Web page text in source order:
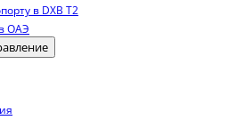
в DXB T2
ОАЭ